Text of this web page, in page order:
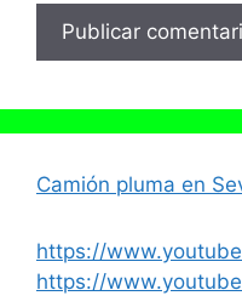
Camión pluma en
https://
https://